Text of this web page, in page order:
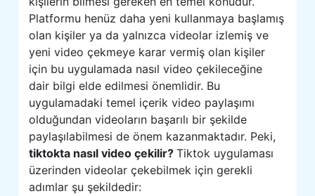
Platformu henüz daha yeni kullanmaya başlamış
olan kişiler ya da yalnızca videolar izlemiş ve
yeni video çekmeye karar vermiş olan kişiler
için bu uygulamada nasıl video çekileceğine
dair bilgi elde edilmesi önemlidir. Bu
uygulamadaki temel içerik video paylaşımı
olduğundan videoların başarılı bir şekilde
paylaşılabilmesi de önem kazanmaktadır. Peki,
tiktokta nasıl video çekilir?Tiktok uygulaması
üzerinden videolar çekebilmek için gerekli
adımlar şu şekildedir: